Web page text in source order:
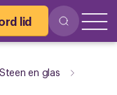
lid
Steen en glas